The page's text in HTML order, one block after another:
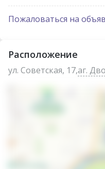
Расположение
ул. Советская, 17,аг.
Пожаловаться на